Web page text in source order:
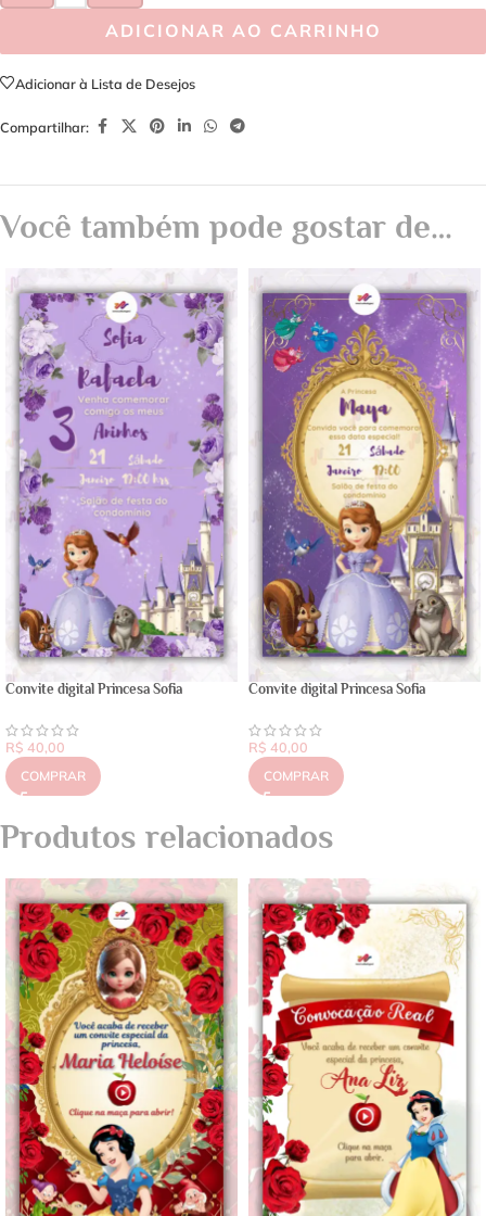
ADICIONAR AO CARRINHO
Adicionar à Lista de Desejos
Compartilhar:
Você também pode gostar de…
Convite digital Princesa Sofia
R$ 40,00
COMPRAR
Convite digital Princesa Sofia
R$ 40,00
COMPRAR
Produtos relacionados